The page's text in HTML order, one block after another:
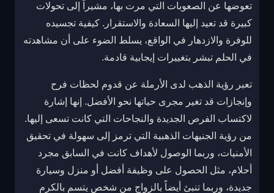
تعوضها عن الصعوبات التي مرت بها، مشيراً إلى تحولات
كبيرة قد تعيد إليها السعادة والاستقرار. كيفية تجسيده
للوفرة والازدهار في الواقع، يسلط الضوء على أن مشاهدته
في الحلم تبشر بتغييرات إيجابية قادمة.
تعبر رؤية الذهب لدى الأرملة عن قدوم لحظات فرح
وإنجازات قد تغير مجرى حياتها نحو الأفضل. إنها إشارة
لاكتساب الفرص الجديدة والنجاحات التي كانت تسعى إليها.
من رؤية الجنيهات الذهبية التي ترمز إلى سهولة في تحقيق
الأمنيات، وربما الوصول لأهداف كانت في السابق مجرد
أحلام، مثل الحصول على وظيفة أفضل أو منزل وسيارة
جديدة، وربما تنبئ أيضاً بالزواج من شخص يتسم بالكرم